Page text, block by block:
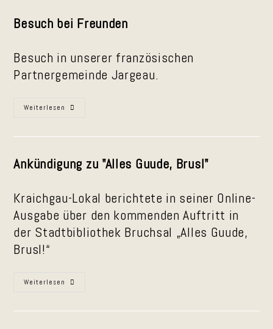
Besuch bei Freunden
Besuch in unserer französischen
Partnergemeinde Jargeau.
Weiterlesen Besuch
Ankündigung zu "Alles Guude, Brusl"
Kraichgau-Lokal berichtete in seiner Online-
Ausgabe über den kommenden Auftritt in
der Stadtbibliothek Bruchsal „Alles Guude,
Brusl!“
Weiterlesen Online-
Kraichgau-